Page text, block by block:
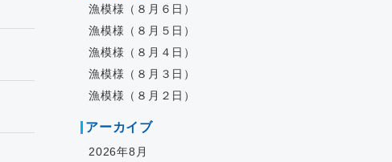
漁模様（８月６日）
漁模様（８月５日）
漁模様（８月４日）
漁模様（８月３日）
漁模様（８月２日）
アーカイブ
2026年8月